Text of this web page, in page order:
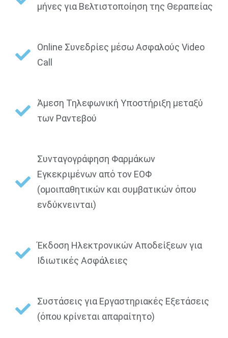
μήνες για Βελτιστοποίηση της Θεραπείας
Online Συνεδρίες μέσω Ασφαλούς Video
Call
Άμεση Τηλεφωνική Υποστήριξη μεταξύ
των Ραντεβού
Συνταγογράφηση Φαρμάκων
Εγκεκριμένων από τον ΕΟΦ
(ομοιπαθητικών και συμβατικών όπου
ενδύκνεινται)
Έκδοση Ηλεκτρονικών Αποδείξεων για
Ιδιωτικές Ασφάλειες
Συστάσεις για Εργαστηριακές Εξετάσεις
(όπου κρίνεται απαραίτητο)